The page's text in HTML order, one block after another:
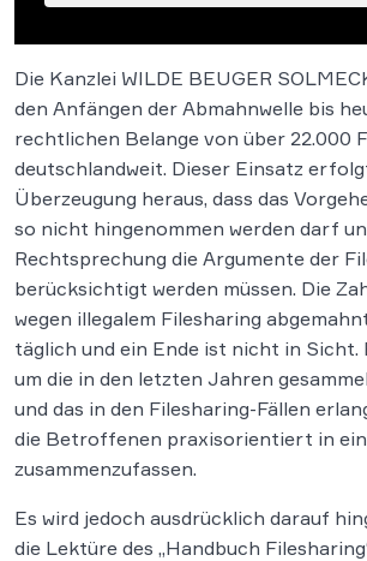
Die Kanzlei WILDE BEUGER
den Anfängen der Abmahnwelle bis
rechtlichen Belange von über 22.000
deutschlandweit. Dieser Einsatz
Überzeugung heraus, dass das
so nicht hingenommen werden darf
Rechtsprechung die Argumente der
berücksichtigt werden müssen. Die
wegen illegalem Filesharing
täglich und ein Ende ist nicht in Sicht.
um die in den letzten Jahren
und das in den Filesharing-Fällen
die Betroffenen praxisorientiert in
zusammenzufassen.
Es wird jedoch ausdrücklich darauf
die Lektüre des „Handbuch